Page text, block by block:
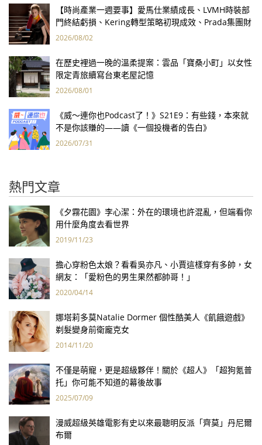
【時尚產業一週要事】愛馬仕業績成長、LVMH時裝部
門終結虧損、Kering轉型策略初現成效、Prada集團財
報亮眼
2026/08/02
在歷史裡過一晚的溫柔提案：雲品「寶桑小町」以女性
限定青旅續寫台東老屋記憶
2026/08/01
《威～連你也Podcast了！》S21E9：有些錢，本來就
不是你該賺的——讀《一個投機者的告白》
2026/07/31
熱門文章
《夕霧花園》李心潔：外在的環境也許混亂，但端看你
用什麼角度去看世界
2019/11/23
擔心穿粉色太娘？看看吳亦凡、小賈這樣穿有多帥，女
網友：「愛粉色的男生果然都帥哥！」
2020/04/14
娜塔莉多莫Natalie Dormer 個性酷美人《飢餓遊戲》
剃髮變身前衛龐克女
2014/11/20
不僅是萌寵，更是超級夥伴！關於《超人》「超狗氪普
托」你可能不知道的幕後故事
2025/07/09
漫威超級英雄電影有史以來最聰明反派「齊莫」丹尼爾
布爾